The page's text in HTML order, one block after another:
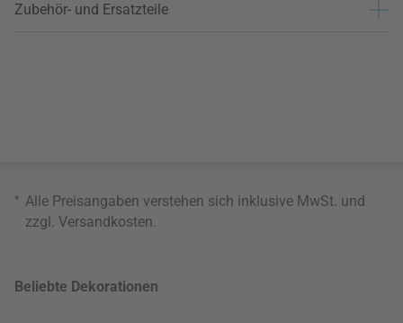
Zubehör- und Ersatzteile
* Alle Preisangaben verstehen sich inklusive MwSt. und
zzgl. Versandkosten
Beliebte Dekorationen